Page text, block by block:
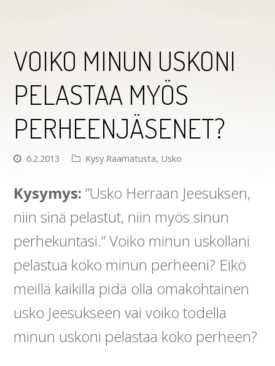
VOIKO MINUN USKONI
PELASTAA MYÖS
PERHEENJÄSENET?
6.2.2013 Kysy Raamatusta, Usko
Kysymys:”Usko Herraan Jeesuksen,
niin sinä pelastut, niin myös sinun
perhekuntasi.” Voiko minun uskollani
pelastua koko minun perheeni? Eikö
meillä kaikilla pidä olla omakohtainen
usko Jeesukseen vai voiko todella
minun uskoni pelastaa koko perheen?